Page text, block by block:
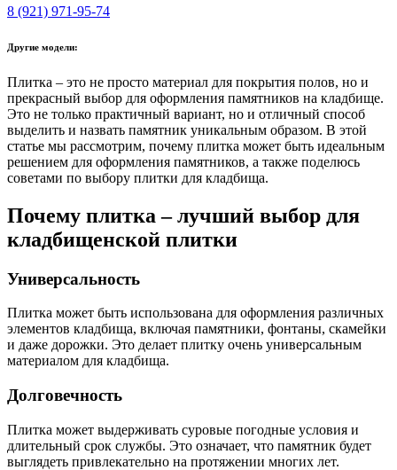
8 (921) 971-95-74
Другие модели:
Плитка – это не просто материал для покрытия полов, но и
прекрасный выбор для оформления памятников на кладбище.
Это не только практичный вариант, но и отличный способ
выделить и назвать памятник уникальным образом. В этой
статье мы рассмотрим, почему плитка может быть идеальным
решением для оформления памятников, а также поделюсь
советами по выбору плитки для кладбища.
Почему плитка – лучший выбор для
кладбищенской плитки
Универсальность
Плитка может быть использована для оформления различных
элементов кладбища, включая памятники, фонтаны, скамейки
и даже дорожки. Это делает плитку очень универсальным
материалом для кладбища.
Долговечность
Плитка может выдерживать суровые погодные условия и
длительный срок службы. Это означает, что памятник будет
выглядеть привлекательно на протяжении многих лет.